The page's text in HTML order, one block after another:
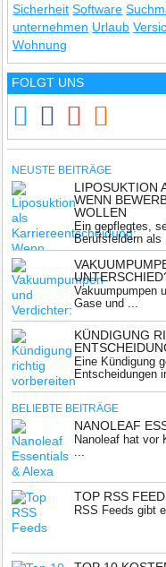
Sicherheit Software
unternehmen Urlaub
Wohnung
FOLGT UNS
NEUSTE BEITRÄGE
LIPOSUKTION
WENN
OLLEN
Ein gepflegtes,
Berufsfeldern als
Vakuumpumpen
Gase und ...
KÜNDIGUNG
Eine Kündigung
Entscheidungen
BELIEBTE BEITRÄGE
NANOLEAF
Nanoleaf hat vor
...
TOP RSS
RSS Feeds gibt